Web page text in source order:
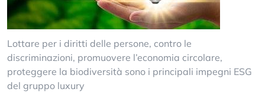
Lottare per i diritti delle persone, contro le
discriminazioni, promuovere l’economia circolare,
proteggere la biodiversità sono i principali impegni ESG
del gruppo luxury